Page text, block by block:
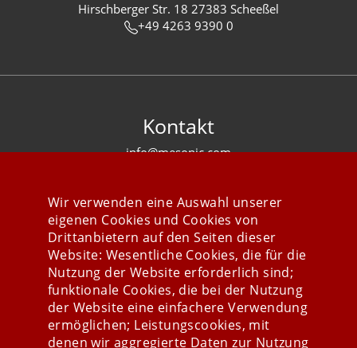
Hirschberger Str. 18 27383 Scheeßel
+49 4263 9390 0
Kontakt
info@mesonic.com
Stay connected
Wir verwenden eine Auswahl unserer
eigenen Cookies und Cookies von
Drittanbietern auf den Seiten dieser
Website: Wesentliche Cookies, die für die
Nutzung der Website erforderlich sind;
funktionale Cookies, die bei der Nutzung
der Website eine einfachere Verwendung
ermöglichen; Leistungscookies, mit
denen wir aggregierte Daten zur Nutzung